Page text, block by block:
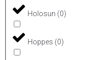
Holosun (0)
Hoppes (0)